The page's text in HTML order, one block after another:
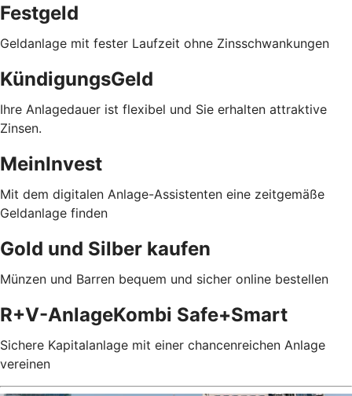
Festgeld
Geldanlage mit fester Laufzeit ohne Zinsschwankungen
KündigungsGeld
Ihre Anlagedauer ist flexibel und Sie erhalten attraktive
Zinsen.
MeinInvest
Mit dem digitalen Anlage-Assistenten eine zeitgemäße
Geldanlage finden
Gold und Silber kaufen
Münzen und Barren bequem und sicher online bestellen
R+V-AnlageKombi Safe+Smart
Sichere Kapitalanlage mit einer chancenreichen Anlage
vereinen